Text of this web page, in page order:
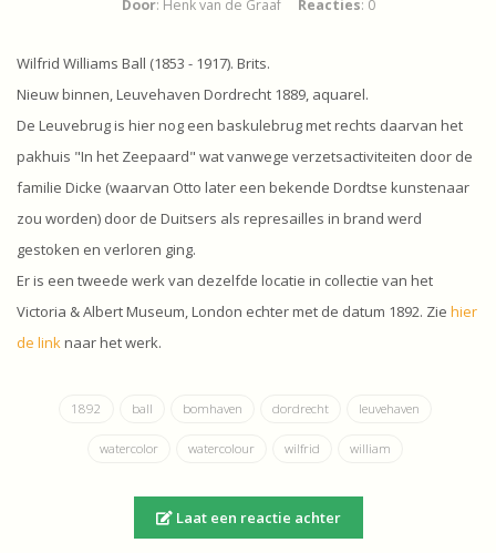
Door: Henk van de Graaf Reacties: 0
Wilfrid Williams Ball (1853 - 1917). Brits.
Nieuw binnen, Leuvehaven Dordrecht 1889, aquarel.
De Leuvebrug is hier nog een baskulebrug met rechts daarvan het
pakhuis "In het Zeepaard" wat vanwege verzetsactiviteiten door de
familie Dicke (waarvan Otto later een bekende Dordtse kunstenaar
zou worden) door de Duitsers als represailles in brand werd
gestoken en verloren ging.
Er is een tweede werk van dezelfde locatie in collectie van het
Victoria & Albert Museum, London echter met de datum 1892. Zie hier
de link naar het werk.
1892 ball bomhaven dordrecht leuvehaven
watercolor watercolour wilfrid william
Laat een reactie achter